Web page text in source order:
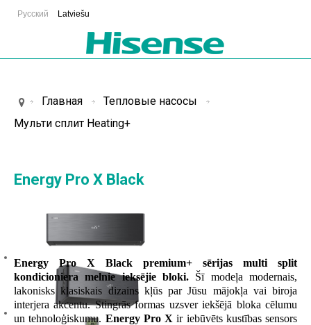
Русский Latviešu
Главная
Тепловые насосы
Мульти сплит Heating+
Energy Pro X Black
Energy Pro X Black premium+ sērijas multi split
kondicioniera melnie ieksējie bloki. Šī modeļa modernais,
lakonisks klasiskais dizains kļūs par Jūsu mājokļa vai biroja
interjera akcentu. Stingrās formas uzsver iekšējā bloka cēlumu
un tehnoloģiskumu. Energy Pro X ir iebūvēts kustības sensors